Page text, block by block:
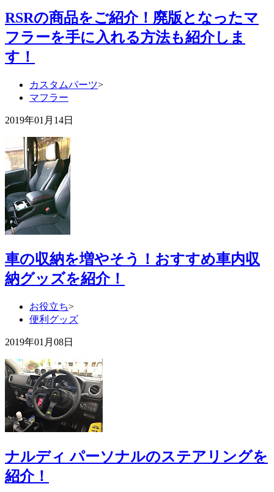
RSRの商品をご紹介！廃版となったマ
フラーを手に入れる方法も紹介しま
す！
カスタムパーツ>
マフラー
2019年01月14日
車の収納を増やそう！おすすめ車内収
納グッズを紹介！
お役立ち>
便利グッズ
2019年01月08日
ナルディ パーソナルのステアリングを
紹介！